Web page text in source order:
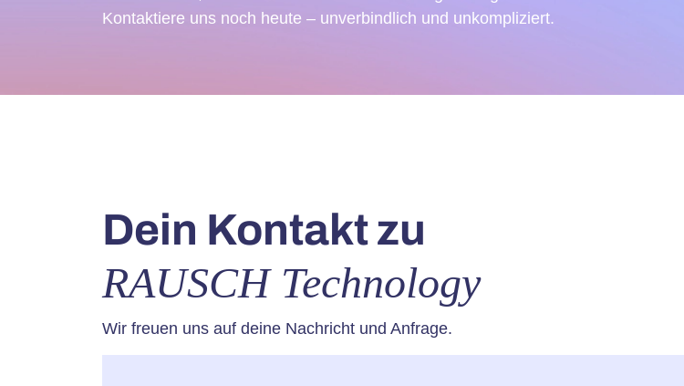
Kontaktiere uns noch heute – unverbindlich und unkompliziert.
Dein Kontakt zu
RAUSCH Technology
Wir freuen uns auf deine Nachricht und Anfrage.